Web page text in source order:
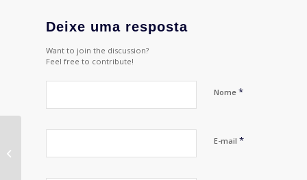
Deixe uma resposta
Want to join the discussion?
Feel free to contribute!
Nome *
E-mail *
sobre criatividade